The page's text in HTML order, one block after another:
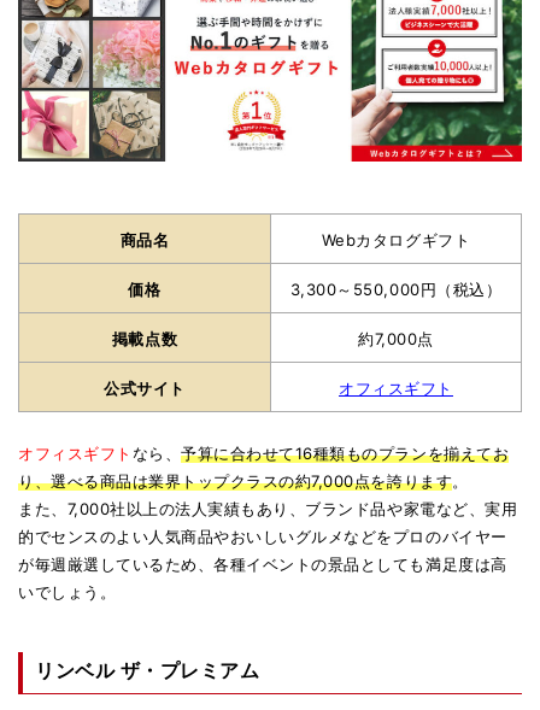
商品名 Webカタログギフト
価格 3,300～550,000円（税込）
掲載点数 約7,000点
公式サイト オフィスギフト
オフィスギフト なら、予算に合わせて16種類ものプランを揃えてお
り、選べる商品は業界トップクラスの約7,000点を誇ります。
また、7,000社以上の法人実績もあり、ブランド品や家電など、実用
的でセンスのよい人気商品やおいしいグルメなどをプロのバイヤー
が毎週厳選しているため、各種イベントの景品としても満足度は高
いでしょう。
リンベル ザ・プレミアム